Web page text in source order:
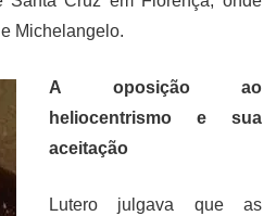
Michelangelo.
A oposição ao
heliocentrismo e sua
aceitação
Lutero julgava que as